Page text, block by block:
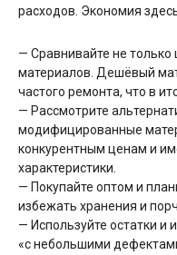
расходов. Экономия
— Сравнивайте не только
материалов. Дешёвый
частого ремонта, что в
— Рассмотрите
модифицированные
конкурентным ценам и
характеристики.
— Покупайте оптом и
избежать хранения и
— Используйте остатки
«с небольшими